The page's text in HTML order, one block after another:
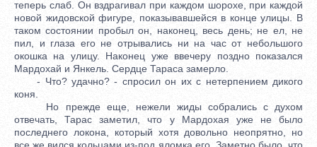
теперь слаб. Он вздрагивал при каждом шорохе, при каждой
новой жидовской фигуре, показывавшейся в конце улицы. В
таком состоянии пробыл он, наконец, весь день; не ел, не
пил, и глаза его не отрывались ни на час от небольшого
окошка на улицу. Наконец уже ввечеру поздно показался
Мардохай и Янкель. Сердце Тараса замерло.
- Что? удачно? - спросил он их с нетерпением дикого
коня.
Но прежде еще, нежели жиды собрались с духом
отвечать, Тарас заметил, что у Мардохая уже не было
последнего локона, который хотя довольно неопрятно, но
все же вился кольцами из-под яломка его. Заметно было, что